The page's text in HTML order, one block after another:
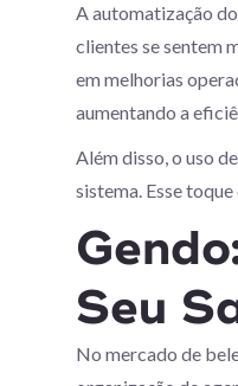
A automatização
clientes se sentem
em melhorias
aumentando a
Além disso, o uso
sistema. Esse
Seu
No mercado de